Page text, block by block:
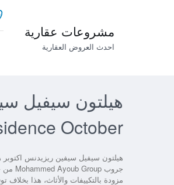
مشروعات عقارية
احدث العروض العقارية
October
هيلتون سيفيل سيفين ريزيدنس